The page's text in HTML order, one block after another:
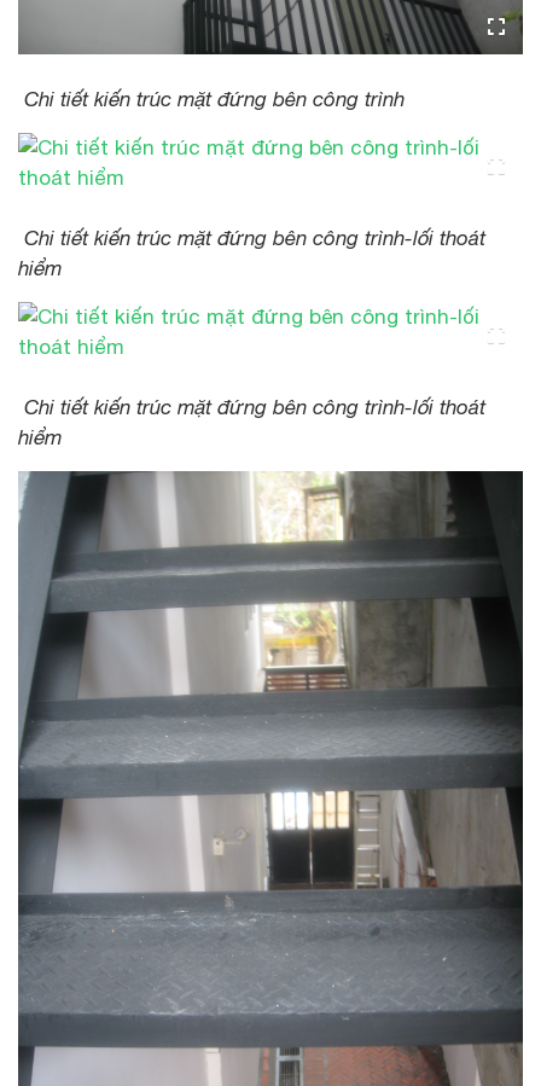
Chi tiết kiến trúc mặt đứng bên công trình
Chi tiết kiến trúc mặt đứng bên công trình-lối thoát
hiểm
Chi tiết kiến trúc mặt đứng bên công trình-lối thoát
hiểm